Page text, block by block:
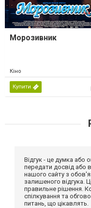
Морозивник
Кіно
Купити
Відгук - це думка або
передати досвід або
нашого сайту з
залишеного відгука.
правильне рішення.
спілкування та
питань, що цікавлять.